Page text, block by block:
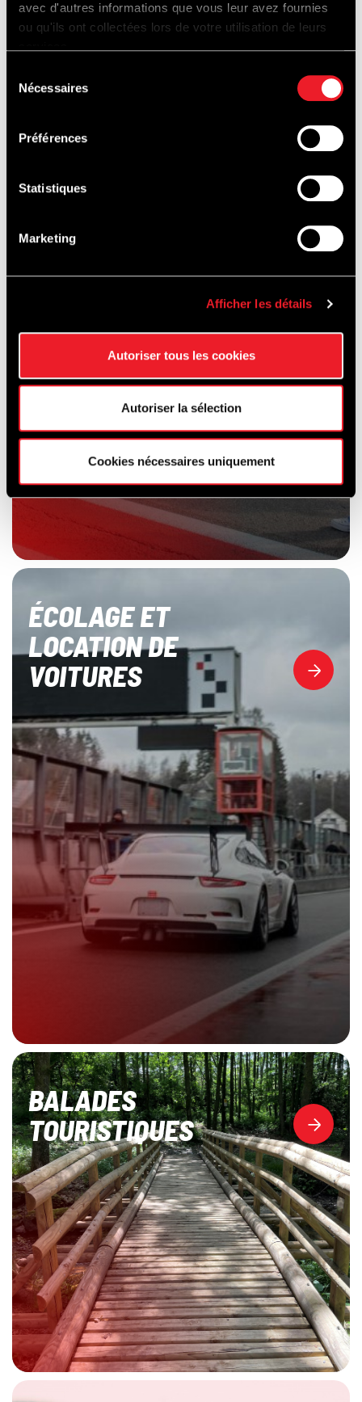
avec d'autres informations que vous leur avez fournies
ou qu'ils ont collectées lors de votre utilisation de leurs
Nécessaires
Préférences
Statistiques
Marketing
Afficher les détails
Autoriser tous les cookies
Autoriser la sélection
Cookies nécessaires uniquement
A DÉCOUVRIR
DE PISTE
ÉCOLAGE ET
LOCATION DE
VOITURES
BALADES
TOURISTIQUES